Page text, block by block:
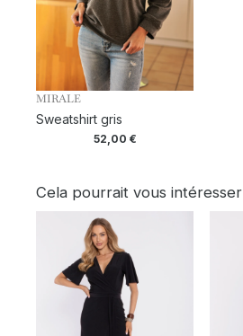
MIRALE
Sweatshirt gris
52,00 €
Cela pourrait vous intéresser